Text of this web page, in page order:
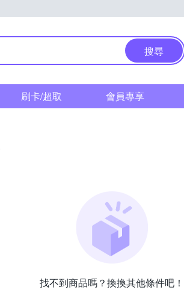
搜尋
刷卡/超取 會員專享
找不到商品嗎？換換其他條件吧！